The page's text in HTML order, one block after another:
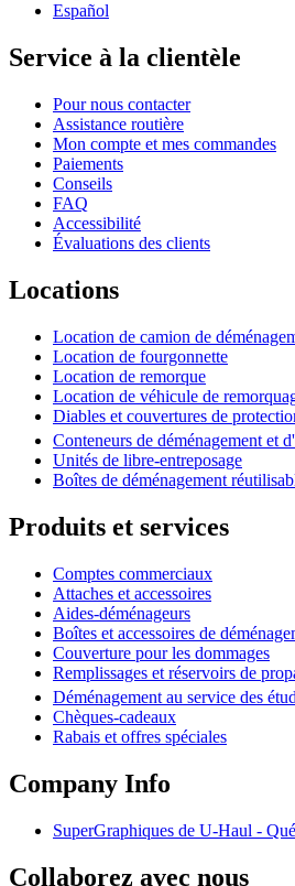
Español
Service à la clientèle
Pour nous contacter
Assistance routière
Mon compte et mes commandes
Paiements
Conseils
FAQ
Accessibilité
Évaluations des clients
Locations
Location de camion de
Location de fourgonnette
Location de remorque
Location de véhicule de
Diables et couvertures de
Conteneurs de déménagement et
Unités de libre-entreposage
Boîtes de déménagement
Produits et services
Comptes commerciaux
Attaches et accessoires
Aides-déménageurs
Boîtes et accessoires de
Couverture pour les dommages
Remplissages et réservoirs de
Déménagement au service des
Chèques-cadeaux
Rabais et offres spéciales
Company Info
SuperGraphiques de U-Haul -
Collaborez avec nous